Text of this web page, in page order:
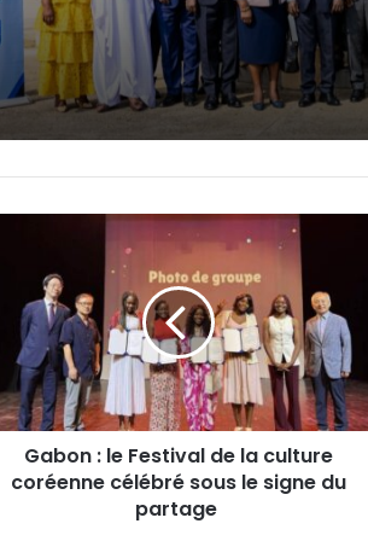
Gabon : le Festival de la culture
coréenne célébré sous le signe du
partage